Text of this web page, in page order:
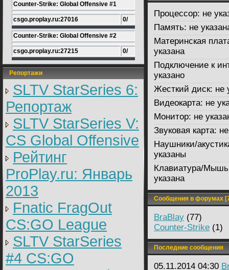
Counter-Strike: Global Offensive #1
csgo.proplay.ru:27016 0/
Counter-Strike: Global Offensive #2
csgo.proplay.ru:27215 0/
Репортажи
SLTV StarSeries 6:
Репортаж
SLTV StarSeries V:
CS Global Offensive
Рейтинг
ProPlay.ru: Январь
2013
Fnatic FragOut
CS:GO League
SLTV StarSeries
#4 CS:GO
Процессор: не
Память: не
Материнская
указана
Подключение к
указано
Жесткий диск: не
Видеокарта: не
Монитор: не
Звуковая карта:
Наушники/
указаны
Клавиатура/
указана
Сообщения в форумах
BraBlay (77)
Counter-Strike (1)
Последние сообщения
05.11.2014 04:30